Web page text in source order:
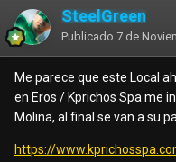
SteelGreen
Publicado 7 de
Me parece que este Local
en Eros / Kprichos Spa me
Molina, al final se van a su
https://